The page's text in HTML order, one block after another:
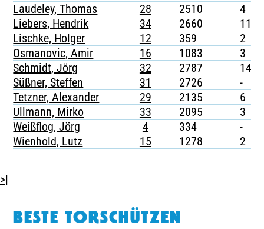
Laudeley, Thomas
28 2510 4
Liebers, Hendrik
34 2660 11
Lischke, Holger
12 359 2
Osmanovic, Amir
16 1083 3
Schmidt, Jörg
32 2787 14
Süßner, Steffen
31 2726 -
Tetzner, Alexander
29 2135 6
Ullmann, Mirko
33 2095 3
Weißflog, Jörg
4 334 -
Wienhold, Lutz
15 1278 2
>|
BESTE TORSCHÜTZEN